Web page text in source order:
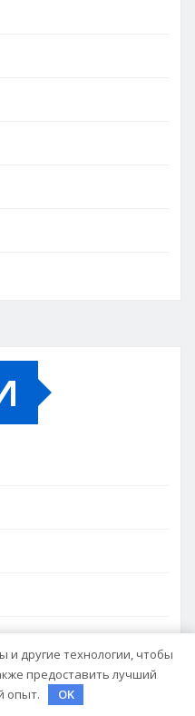
и другие технологии, чтобы
предоставить лучший
опыт.
OK